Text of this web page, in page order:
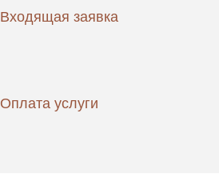
Входящая заявка
Оплата услуги